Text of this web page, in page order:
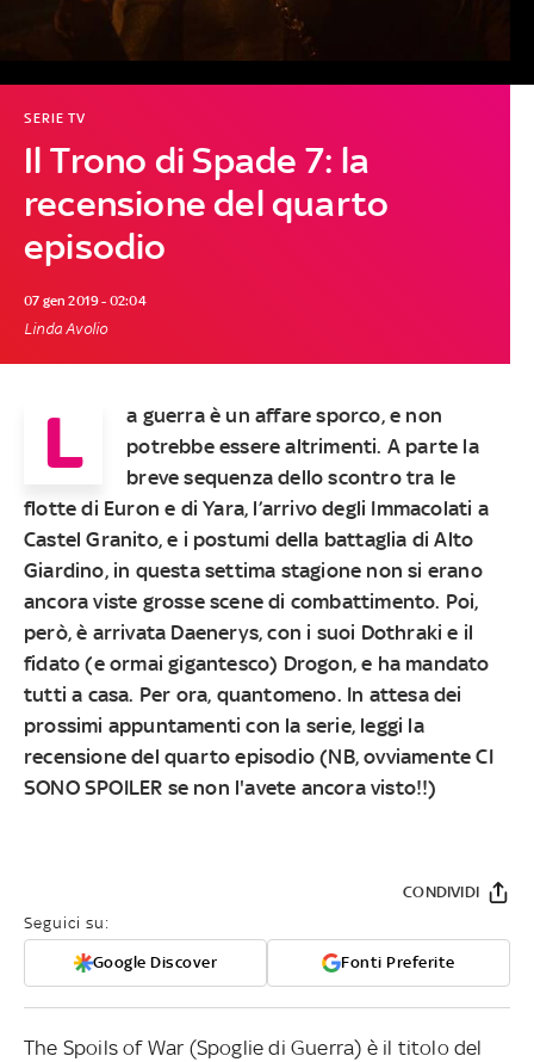
Il Trono di Spade 7: la
recensione del quarto
episodio
SERIE TV
07 gen 2019 - 02:04
Linda Avolio
L
a guerra è un affare sporco, e non
potrebbe essere altrimenti. A parte la
breve sequenza dello scontro tra le
flotte di Euron e di Yara, l’arrivo degli Immacolati a
Castel Granito, e i postumi della battaglia di Alto
Giardino, in questa settima stagione non si erano
ancora viste grosse scene di combattimento. Poi,
però, è arrivata Daenerys, con i suoi Dothraki e il
fidato (e ormai gigantesco) Drogon, e ha mandato
tutti a casa. Per ora, quantomeno. In attesa dei
prossimi appuntamenti con la serie, leggi la
recensione del quarto episodio (NB, ovviamente CI
SONO SPOILER se non l'avete ancora visto!!)
Seguici su:
Google Discover Fonti Preferite
CONDIVIDI
The Spoils of War (Spoglie di Guerra) è il titolo del